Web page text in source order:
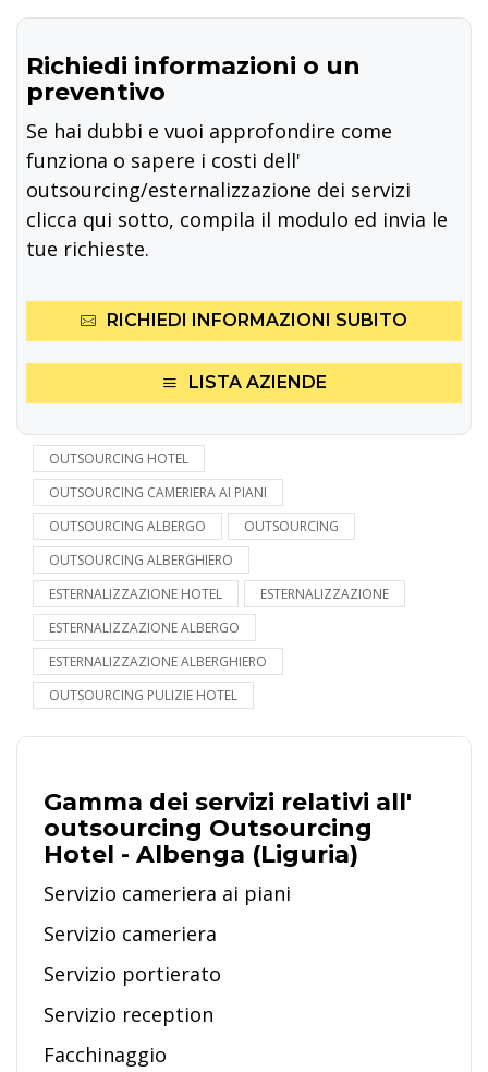
Richiedi informazioni o un
preventivo
Se hai dubbi e vuoi approfondire come
funziona o sapere i costi dell'
outsourcing/esternalizzazione dei servizi
clicca qui sotto, compila il modulo ed invia le
tue richieste.
RICHIEDI INFORMAZIONI SUBITO
LISTA AZIENDE
OUTSOURCING HOTEL
OUTSOURCING CAMERIERA AI PIANI
OUTSOURCING ALBERGO
OUTSOURCING
OUTSOURCING ALBERGHIERO
ESTERNALIZZAZIONE HOTEL
ESTERNALIZZAZIONE
ESTERNALIZZAZIONE ALBERGO
ESTERNALIZZAZIONE ALBERGHIERO
OUTSOURCING PULIZIE HOTEL
Gamma dei servizi relativi all'
outsourcing Outsourcing
Hotel - Albenga (Liguria)
Servizio cameriera ai piani
Servizio cameriera
Servizio portierato
Servizio reception
Facchinaggio